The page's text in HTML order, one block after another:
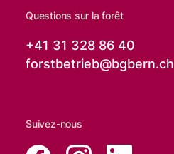
Questions sur la forêt
+41 31 328 86 40
forstbetrieb@bgbern.ch
Suivez-nous